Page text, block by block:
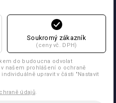
Soukromý zákazník
(ceny vč. DPH)
do budoucna odvolat
našem prohlášení o ochraně
upravit v části "Nastavit
údajů.